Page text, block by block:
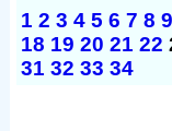
1 2 3 4 5 6 7 8 9
18 19 20 21 22
31 32 33 34